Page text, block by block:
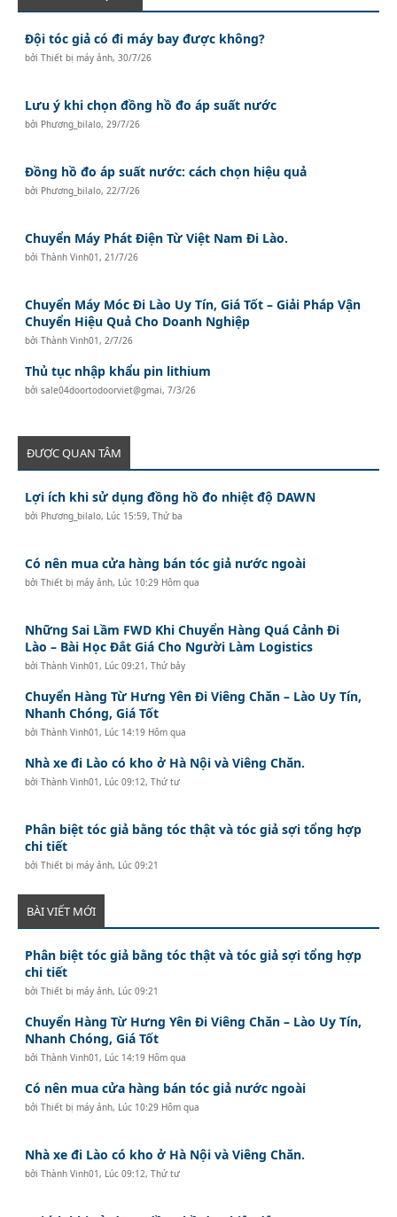
Đội tóc giả có đi máy bay được không?
bởiThiết bị máy ảnh,30/7/26
Lưu ý khi chọn đồng hồ đo áp suất nước
bởi Phương_bilalo,29/7/26
Đồng hồ đo áp suất nước: cách chọn hiệu quả
bởi Phương_bilalo,22/7/26
Chuyển Máy Phát Điện Từ Việt Nam Đi Lào.
bởiThành Vinh01,21/7/26
Chuyển Máy Móc Đi Lào Uy Tín, Giá Tốt – Giải Pháp Vận
Chuyển Hiệu Quả Cho Doanh Nghiệp
bởiThành Vinh01,2/7/26
Thủ tục nhập khẩu pin lithium
bởisale04doortodoorviet@gmai,7/3/26
ĐƯỢC QUAN TÂM
Lợi ích khi sử dụng đồng hồ đo nhiệt độ DAWN
bởi Phương_bilalo, Lúc 15:59, Thứ ba
Có nên mua cửa hàng bán tóc giả nước ngoài
bởiThiết bị máy ảnh, Lúc 10:29 Hôm qua
Những Sai Lầm FWD Khi Chuyển Hàng Quá Cảnh Đi
Lào – Bài Học Đắt Giá Cho Người Làm Logistics
bởiThành Vinh01, Lúc 09:21, Thứ bảy
Chuyển Hàng Từ Hưng Yên Đi Viêng Chăn – Lào Uy Tín,
Nhanh Chóng, Giá Tốt
bởiThành Vinh01, Lúc 14:19 Hôm qua
Nhà xe đi Lào có kho ở Hà Nội và Viêng Chăn.
bởiThành Vinh01, Lúc 09:12, Thứ tư
Phân biệt tóc giả bằng tóc thật và tóc giả sợi tổng hợp
chi tiết
bởiThiết bị máy ảnh, Lúc 09:21
BÀI VIẾT MỚI
Phân biệt tóc giả bằng tóc thật và tóc giả sợi tổng hợp
chi tiết
bởiThiết bị máy ảnh, Lúc 09:21
Chuyển Hàng Từ Hưng Yên Đi Viêng Chăn – Lào Uy Tín,
Nhanh Chóng, Giá Tốt
bởiThành Vinh01, Lúc 14:19 Hôm qua
Có nên mua cửa hàng bán tóc giả nước ngoài
bởiThiết bị máy ảnh, Lúc 10:29 Hôm qua
Nhà xe đi Lào có kho ở Hà Nội và Viêng Chăn.
bởiThành Vinh01, Lúc 09:12, Thứ tư